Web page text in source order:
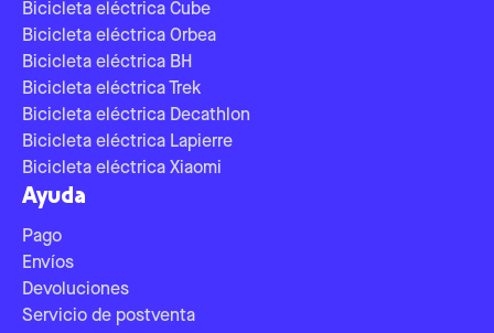
Bicicleta eléctrica Cube
Bicicleta eléctrica Orbea
Bicicleta eléctrica BH
Bicicleta eléctrica Trek
Bicicleta eléctrica Decathlon
Bicicleta eléctrica Lapierre
Bicicleta eléctrica Xiaomi
Ayuda
Pago
Envíos
Devoluciones
Servicio de postventa